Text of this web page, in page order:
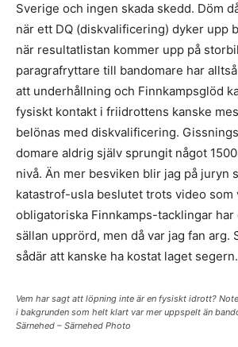
Sverige och ingen skada skedd. Döm
när ett DQ (diskvalificering) dyker upp
när resultatlistan kommer upp på
paragrafryttare till bandomare har
att underhållning och Finnkampsglöd
fysiskt kontakt i friidrottens kanske
belönas med diskvalificering.
domare aldrig själv sprungit något
nivå. Än mer besviken blir jag på juryn
katastrof-usla beslutet trots video som
obligatoriska Finnkamps-tacklingar
sällan upprörd, men då var jag fan arg.
sådär att kanske ha kostat laget segern.
Vem har sagt att löpning inte är en fysiskt idrott?
i bakgrunden som helt klart var mer uppspelt än
Särnehed – Särnehed Photo